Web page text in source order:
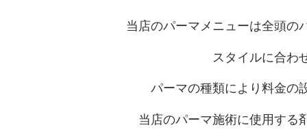
当店のパーマメニューは全頭の
スタイルに合わ
パーマの種類により 料金の
当店のパーマ施術に使用する